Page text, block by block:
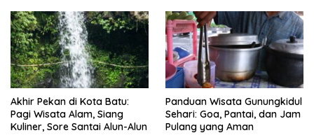
Akhir Pekan di Kota Batu:
Pagi Wisata Alam, Siang
Kuliner, Sore Santai Alun-Alun
Panduan Wisata Gunungkidul
Sehari: Goa, Pantai, dan Jam
Pulang yang Aman